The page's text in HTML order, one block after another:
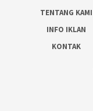
TENTANG KAMI
INFO IKLAN
KONTAK